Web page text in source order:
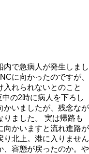
内で急病人が発生しまし
に向かったのですが、
れられないとのこと
の2時に病人を下ろし
かいましたが、残念なが
りました。 実は帰路も
向かいますと流れ進路が
り北上。港に入りません
、容態が戻ったのか。や